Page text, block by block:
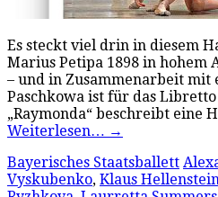
Es steckt viel drin in diesem
Marius Petipa 1898 in hohem
– und in Zusammenarbeit mit
Paschkowa ist für das
„Raymonda“ beschreibt eine
Weiterlesen… →
Bayerisches Staatsballett
Vyskubenko, Klaus Hellenstein